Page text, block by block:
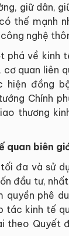
giữ dân,
thế mạnh
nghệ
về kinh
quan liên
đồng
Chính
thương
quan biên
đa và sử
đầu tư,
phê
kinh tế
theo Quyết